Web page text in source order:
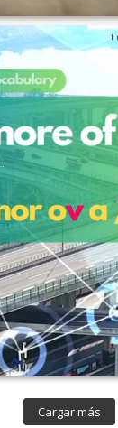
10
0
a…” (Preferencia o
person than a
of a…” es
y poderosa de
Usarla te
y fluido cuando
expresiones
para
que quiera
enfocadas en
#AdvancedEnglish
#InglésOnline
Cargar más